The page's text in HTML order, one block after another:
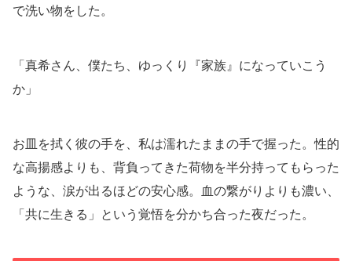
で洗い物をした。
「真希さん、僕たち、ゆっくり『家族』になっていこう
か」
お皿を拭く彼の手を、私は濡れたままの手で握った。性的
な高揚感よりも、背負ってきた荷物を半分持ってもらった
ような、涙が出るほどの安心感。血の繋がりよりも濃い、
「共に生きる」という覚悟を分かち合った夜だった。